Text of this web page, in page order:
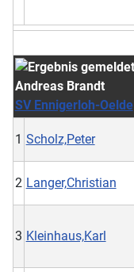
SV Ennigerloh-Oelde
1 Scholz,Peter
2 Langer,Christian
3 Kleinhaus,Karl